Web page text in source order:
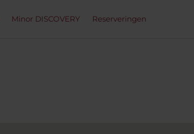
Minor DISCOVERY Reserveringen